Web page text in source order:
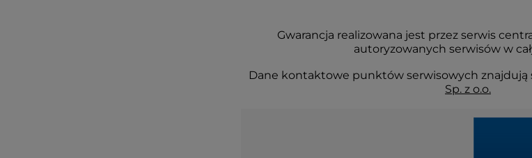
Gwarancja realizowana jest przez serwis
autoryzowanych serwisów w
Dane kontaktowe punktów serwisowych znajdują
Sp. z o.o.